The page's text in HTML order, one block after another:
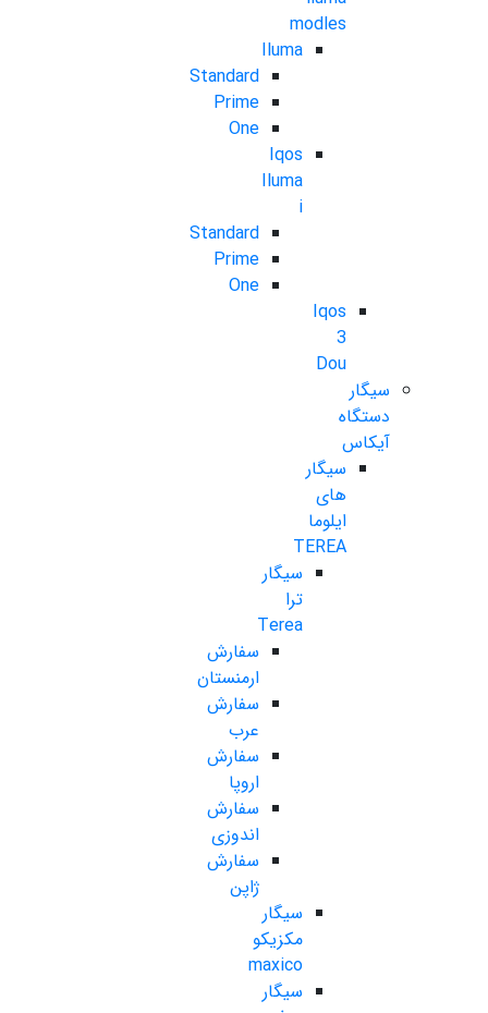
modles
Iluma
Standard
Prime
One
Iqos
Iluma
i
Standard
Prime
One
Iqos
3
Dou
سیگار
دستگاه
آیکاس
سیگار
های
ایلوما
TEREA
سیگار
ترا
Terea
سفارش
ارمنستان
سفارش
عرب
سفارش
اروپا
سفارش
اندوزی
سفارش
ژاپن
سیگار
مکزیکو
maxico
سیگار